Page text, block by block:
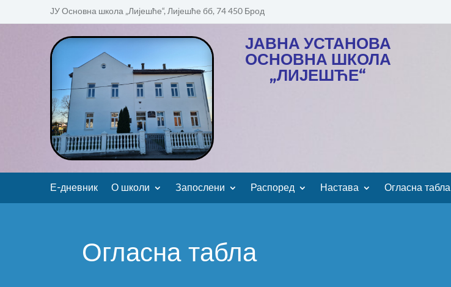
ЈУ Основна школа „Лијешће“, Лијешће бб, 74 450 Брод
ЈАВНА УСТАНОВА
ОСНОВНА ШКОЛА
„ЛИЈЕШЋЕ“
Е-дневник О школи Запослени Распоред Настава Огласна табла
Огласна табла